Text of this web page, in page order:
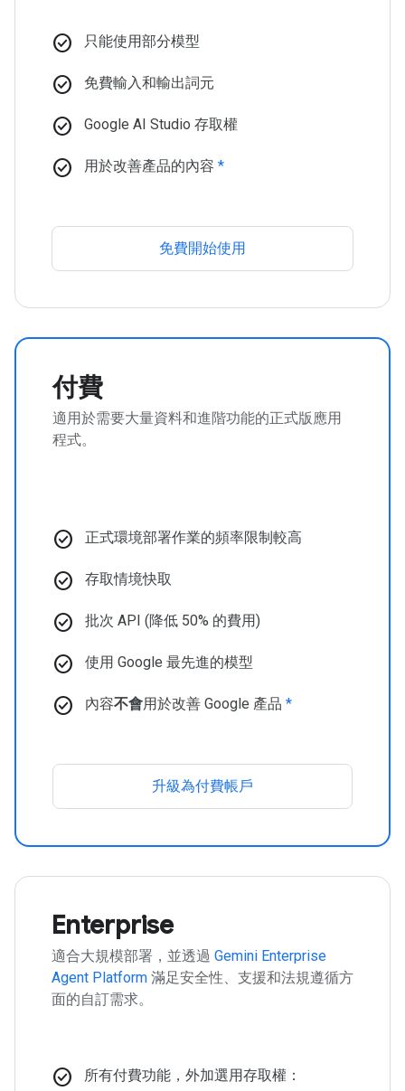
check_circle 只能使用部分模型
check_circle 免費輸入和輸出詞元
check_circle Google AI Studio 存取權
check_circle 用於改善產品的內容 *
免費開始使用
付費
適用於需要大量資料和進階功能的正式版應用
程式。
check_circle 正式環境部署作業的頻率限制較高
check_circle 存取情境快取
check_circle 批次 API (降低 50% 的費用)
check_circle 使用 Google 最先進的模型
check_circle 內容不會用於改善 Google 產品 *
升級為付費帳戶
Enterprise
適合大規模部署，並透過 Gemini Enterprise
Agent Platform 滿足安全性、支援和法規遵循方
面的自訂需求。
check_circle 所有付費功能，外加選用存取權：